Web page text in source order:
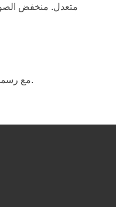
متعدل. منخفض الصوت
ت получает_facturation مع رسمات الضريبة الإضافية.